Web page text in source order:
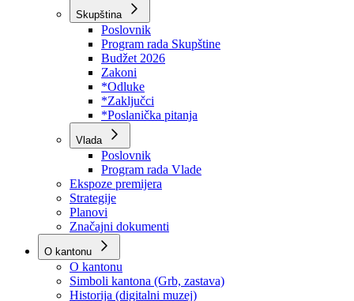
Turistička organizacija
Dokumenti
Skupština
Poslovnik
Program rada Skupštine
Budžet 2026
Zakoni
*Odluke
*Zaključci
*Poslanička pitanja
Vlada
Poslovnik
Program rada Vlade
Ekspoze premijera
Strategije
Planovi
Značajni dokumenti
O kantonu